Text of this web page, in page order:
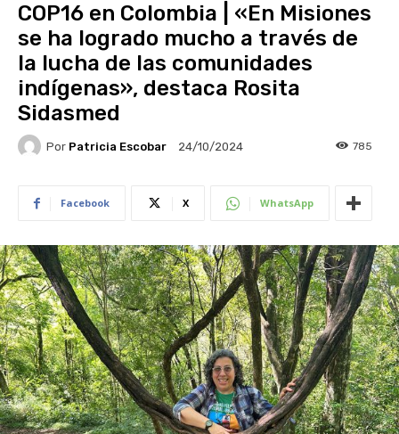
COP16 en Colombia | «En Misiones
se ha logrado mucho a través de
la lucha de las comunidades
indígenas», destaca Rosita
Sidasmed
Por Patricia Escobar 24/10/2024 785
Facebook X WhatsApp